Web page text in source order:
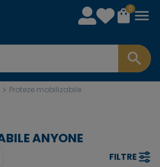
0
Proteze mobilizabile
ANYONE
FILTRE